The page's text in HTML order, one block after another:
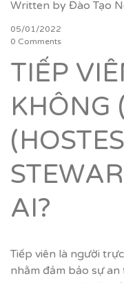
Written by Đào Tạo
05/01/2022
0 Comments
TIẾP
KHÔNG
AI?
Tiếp viên là người
nhằm đảm bảo sự an